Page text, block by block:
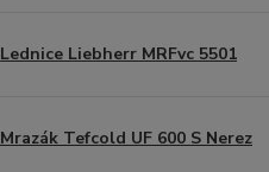
Lednice Liebherr MRFvc 5501
Mrazák Tefcold UF 600 S Nerez